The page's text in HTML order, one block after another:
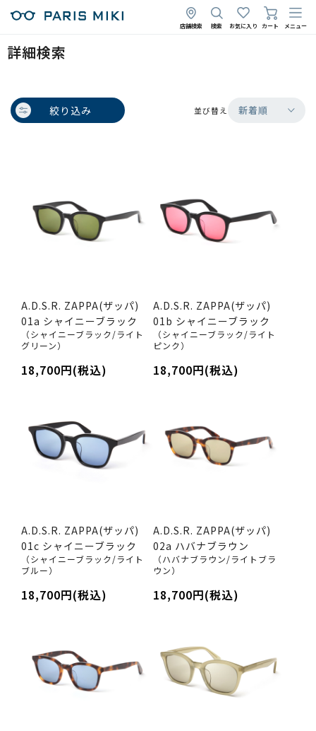
店舗検索 検索 お気に入り カート メニュー
詳細検索
絞り込み 並び替え 新着順
A.D.S.R. ZAPPA(ザッパ)
01a シャイニーブラック
（シャイニーブラック/ライト
グリーン）
18,700円(税込)
A.D.S.R. ZAPPA(ザッパ)
01b シャイニーブラック
（シャイニーブラック/ライト
ピンク）
18,700円(税込)
A.D.S.R. ZAPPA(ザッパ)
01c シャイニーブラック
（シャイニーブラック/ライト
ブルー）
18,700円(税込)
A.D.S.R. ZAPPA(ザッパ)
02a ハバナブラウン
（ハバナブラウン/ライトブラ
ウン）
18,700円(税込)